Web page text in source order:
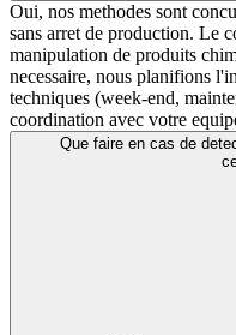
Oui, nos methodes sont
sans arret de production. Le
manipulation de produits
necessaire, nous planifions
techniques (week-end,
coordination avec votre
Que faire en cas de